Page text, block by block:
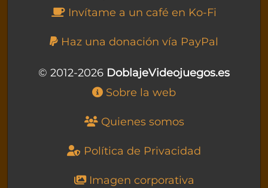
Invítame a un café en Ko-Fi
Haz una donación vía PayPal
© 2012-2026 DoblajeVideojuegos.es
Sobre la web
Quienes somos
Política de Privacidad
Imagen corporativa